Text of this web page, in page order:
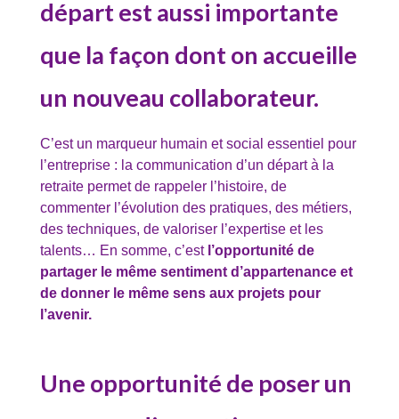
départ est aussi importante
que la façon dont on accueille
un nouveau collaborateur.
C’est un marqueur humain et social essentiel pour
l’entreprise : la communication d’un départ à la
retraite permet de rappeler l’histoire, de
commenter l’évolution des pratiques, des métiers,
des techniques, de valoriser l’expertise et les
talents… En somme, c’est l’opportunité de
partager le même sentiment d’appartenance et
de donner le même sens aux projets pour
l’avenir.
Une opportunité de poser un